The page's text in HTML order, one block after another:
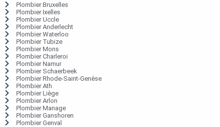
Plombier Bruxelles
Plombier Ixelles
Plombier Uccle
Plombier Anderlecht
Plombier Waterloo
Plombier Tubize
Plombier Mons
Plombier Charleroi
Plombier Namur
Plombier Schaerbeek
Plombier Rhode-Saint-Genèse
Plombier Ath
Plombier Liège
Plombier Arlon
Plombier Manage
Plombier Ganshoren
Plombier Genval